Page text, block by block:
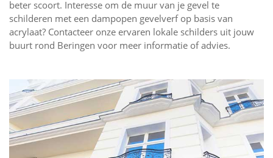
beter scoort. Interesse om de muur van je gevel te
schilderen met een dampopen gevelverf op basis van
acrylaat? Contacteer onze ervaren lokale schilders uit jouw
buurt rond Beringen voor meer informatie of advies.